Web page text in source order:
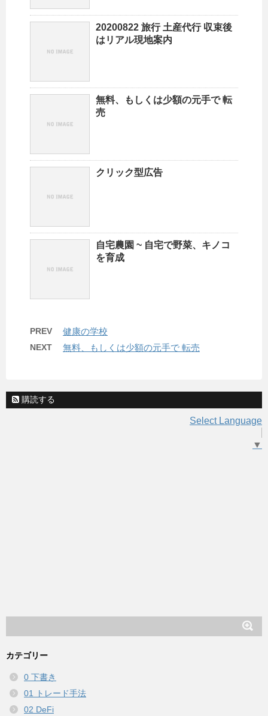
20200822 旅行 土産代行 収束後
はリアル現地案内
無料、もしくは少額の元手で 転
売
クリック型広告
自宅農園 ~ 自宅で野菜、キノコ
を育成
PREV 健康の学校
NEXT 無料、もしくは少額の元手で 転売
購読する
Select Language
▼
カテゴリー
0 下書き
01 トレード手法
02 DeFi